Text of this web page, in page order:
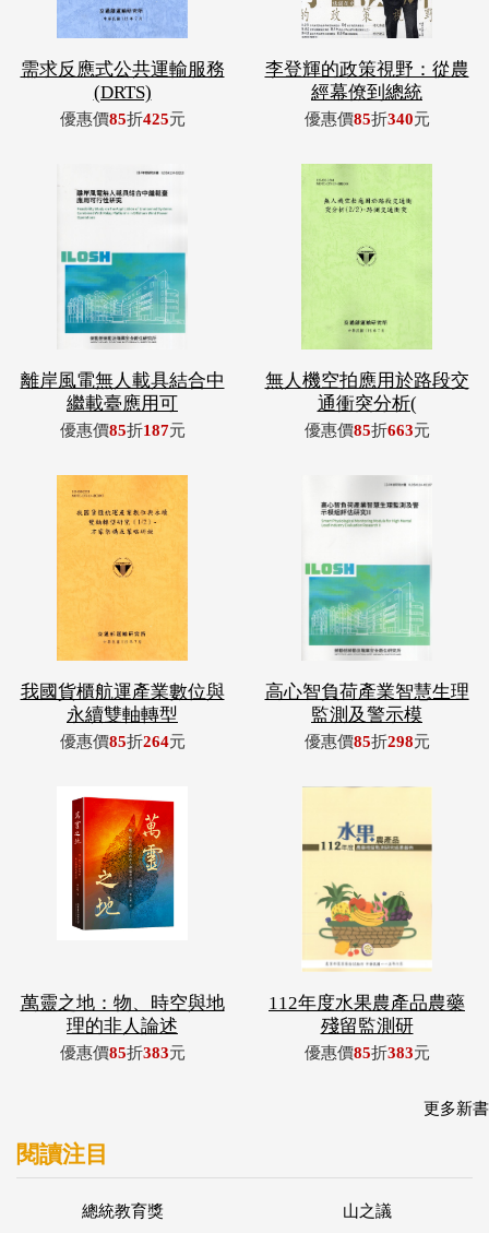
需求反應式公共運輸服務
(DRTS)
優惠價85折425元
李登輝的政策視野：從農
經幕僚到總統
優惠價85折340元
離岸風電無人載具結合中
繼載臺應用可
優惠價85折187元
無人機空拍應用於路段交
通衝突分析(
優惠價85折663元
我國貨櫃航運產業數位與
永續雙軸轉型
優惠價85折264元
高心智負荷產業智慧生理
監測及警示模
優惠價85折298元
萬靈之地：物、時空與地
理的非人論述
優惠價85折383元
112年度水果農產品農藥
殘留監測研
優惠價85折383元
更多新書
閱讀注目
總統教育獎 山之議